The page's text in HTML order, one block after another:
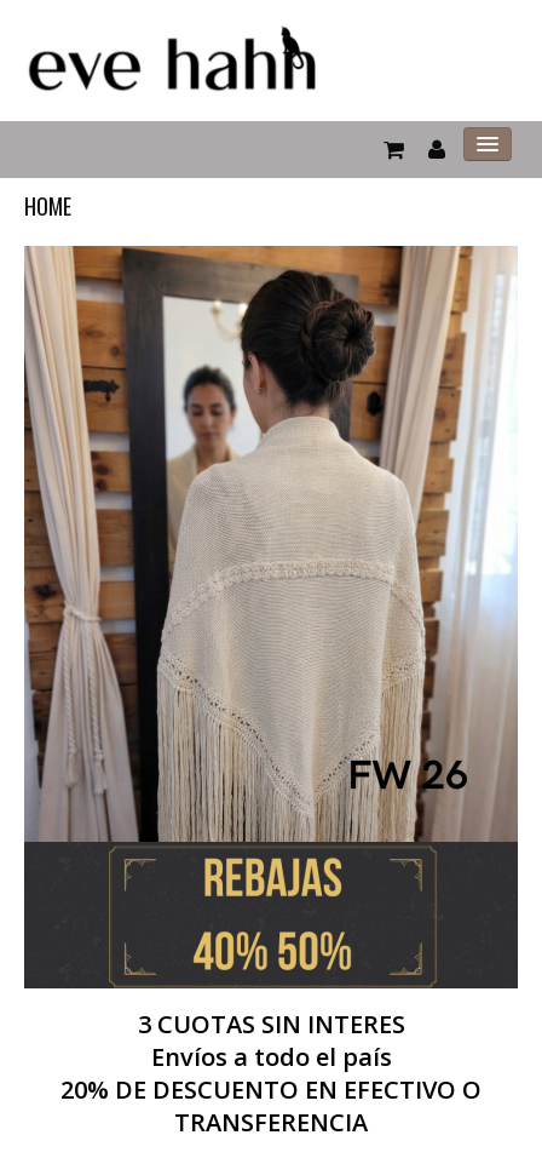
HOME
SUMMER SALE
BRIDES
DISEÑO PERSONALIZADO
CONTACTO
HOME
3 CUOTAS SIN INTERES
Envíos a todo el país
20% DE DESCUENTO EN EFECTIVO O
TRANSFERENCIA